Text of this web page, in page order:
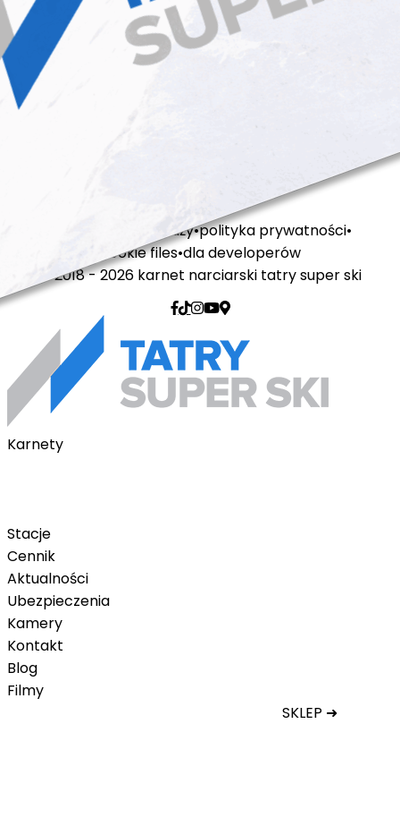
regulamin sprzedaży polityka prywatności
cookie files dla developerów
© 2018 - 2026 karnet narciarski tatry super ski
Karnety
Stacje
Cennik
Aktualności
Ubezpieczenia
Kamery
Kontakt
Blog
Filmy
SKLEP